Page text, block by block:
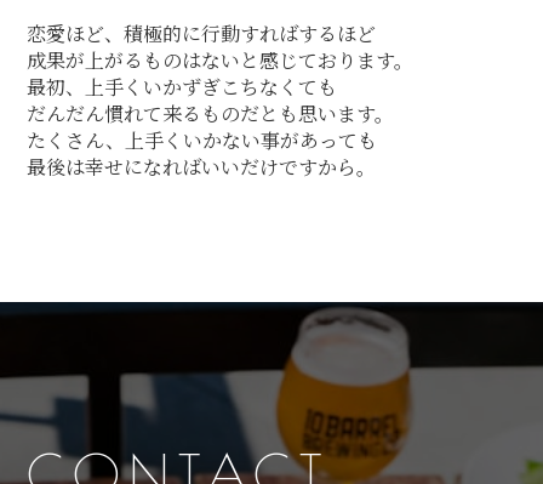
恋愛ほど、積極的に行動すればするほど
成果が上がるものはないと感じております。
最初、上手くいかずぎこちなくても
だんだん慣れて来るものだとも思います。
たくさん、上手くいかない事があっても
最後は幸せになればいいだけですから。